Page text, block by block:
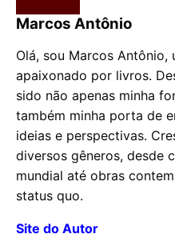
Marcos Antônio
Olá, sou Marcos
apaixonado por livros.
sido não apenas minha
também minha porta de
ideias e perspectivas.
diversos gêneros, desde
mundial até obras
status quo.
Site do Autor